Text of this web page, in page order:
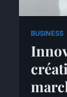
BUSINESS